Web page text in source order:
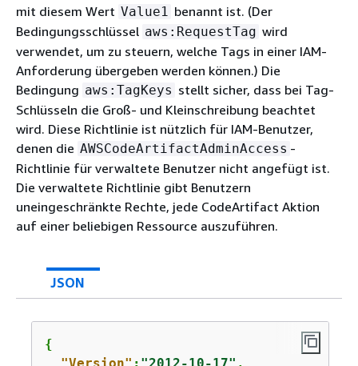
mit diesem Wert Value1 benannt ist. (Der
Bedingungsschlüssel aws:RequestTag wird
verwendet, um zu steuern, welche Tags in einer IAM-
Anforderung übergeben werden können.) Die
Bedingung aws:TagKeys stellt sicher, dass bei Tag-
Schlüsseln die Groß- und Kleinschreibung beachtet
wird. Diese Richtlinie ist nützlich für IAM-Benutzer,
denen die AWSCodeArtifactAdminAccess -
Richtlinie für verwaltete Benutzer nicht angefügt ist.
Die verwaltete Richtlinie gibt Benutzern
uneingeschränkte Rechte, jede CodeArtifact Aktion
auf einer beliebigen Ressource auszuführen.
JSON
{
"Version" : "2012-10-17" ,